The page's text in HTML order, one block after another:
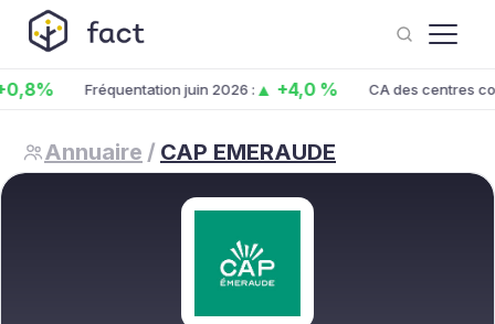
Fréquentation juin 2026 :▲ +4,0 % CA des centres co. juin
Annuaire / CAP EMERAUDE